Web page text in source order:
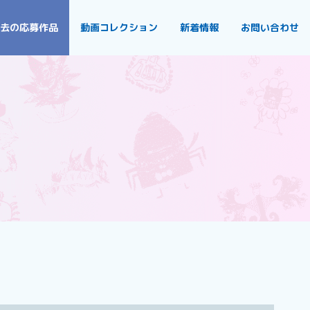
の応募作品 動画コレクション 新着情報 お問い合わせ